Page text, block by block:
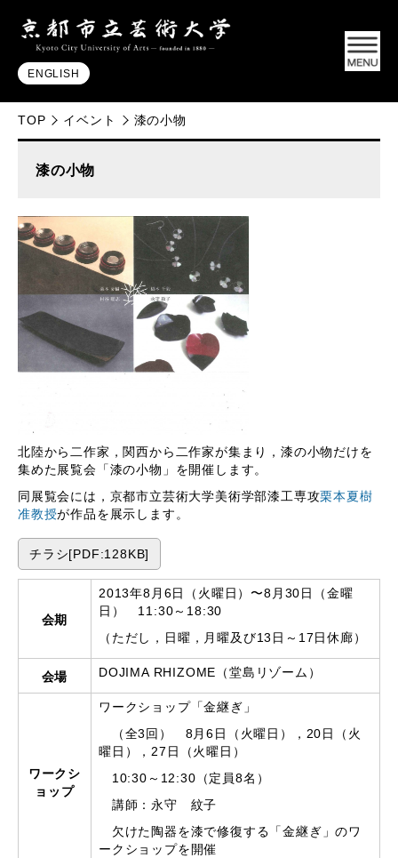
ENGLISH
TOP イベント 漆の小物
漆の小物
北陸から二作家，関西から二作家が集まり，漆の小物だけを
集めた展覧会「漆の小物」を開催します。
同展覧会には，京都市立芸術大学美術学部漆工専攻栗本夏樹
准教授が作品を展示します。
チラシ[PDF:128KB]
会期
2013年8月6日（火曜日）〜8月30日（金曜
日） 11:30～18:30
（ただし，日曜，月曜及び13日～17日休廊）
会場 DOJIMA RHIZOME（堂島リゾーム）
ワークシ
ョップ
ワークショップ「金継ぎ」
（全3回） 8月6日（火曜日），20日（火
曜日），27日（火曜日）
10:30～12:30（定員8名）
講師：永守 紋子
欠けた陶器を漆で修復する「金継ぎ」のワ
ークショップを開催